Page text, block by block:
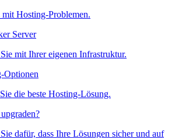
mit Hosting-Problemen.
Server
mit Ihrer eigenen Infrastruktur.
Optionen
die beste Hosting-Lösung.
dafür, dass Ihre Lösungen sicher und auf